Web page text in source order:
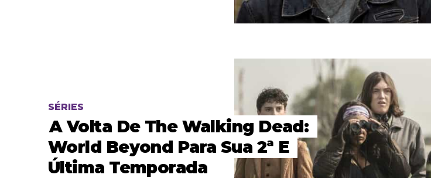
SÉRIES
A Volta De The Walking Dead:
World Beyond Para Sua 2ª E
Última Temporada